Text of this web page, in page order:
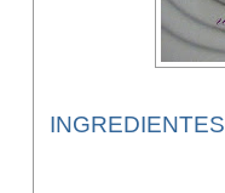
INGREDIENTES